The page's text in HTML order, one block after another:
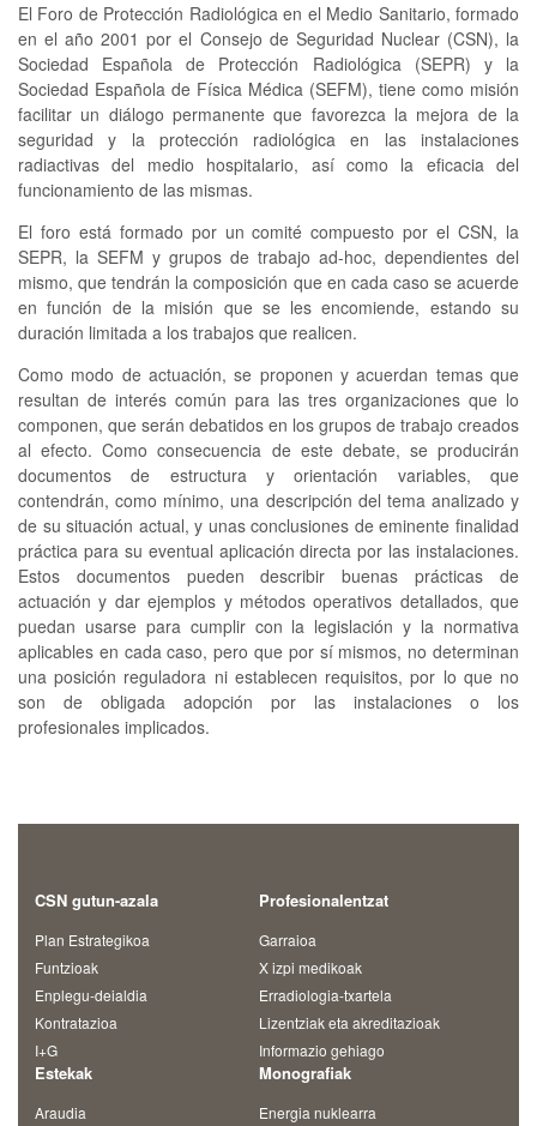
El Foro de Protección Radiológica en el Medio Sanitario, formado
en el año 2001 por el Consejo de Seguridad Nuclear (CSN), la
Sociedad Española de Protección Radiológica (SEPR) y la
Sociedad Española de Física Médica (SEFM), tiene como misión
facilitar un diálogo permanente que favorezca la mejora de la
seguridad y la protección radiológica en las instalaciones
radiactivas del medio hospitalario, así como la eficacia del
funcionamiento de las mismas.
El foro está formado por un comité compuesto por el CSN, la
SEPR, la SEFM y grupos de trabajo ad-hoc, dependientes del
mismo, que tendrán la composición que en cada caso se acuerde
en función de la misión que se les encomiende, estando su
duración limitada a los trabajos que realicen.
Como modo de actuación, se proponen y acuerdan temas que
resultan de interés común para las tres organizaciones que lo
componen, que serán debatidos en los grupos de trabajo creados
al efecto. Como consecuencia de este debate, se producirán
documentos de estructura y orientación variables, que
contendrán, como mínimo, una descripción del tema analizado y
de su situación actual, y unas conclusiones de eminente finalidad
práctica para su eventual aplicación directa por las instalaciones.
Estos documentos pueden describir buenas prácticas de
actuación y dar ejemplos y métodos operativos detallados, que
puedan usarse para cumplir con la legislación y la normativa
aplicables en cada caso, pero que por sí mismos, no determinan
una posición reguladora ni establecen requisitos, por lo que no
son de obligada adopción por las instalaciones o los
profesionales implicados.
CSN gutun-azala
Plan Estrategikoa
Funtzioak
Enplegu-deialdia
Kontratazioa
I+G
Profesionalentzat
Garraioa
X izpi medikoak
Erradiologia-txartela
Lizentziak eta akreditazioak
Informazio gehiago
Estekak
Araudia
Monografiak
Energia nuklearra